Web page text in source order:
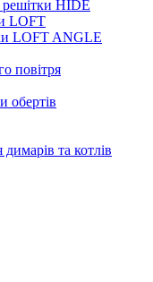
решітки HIDE
LOFT
LOFT ANGLE
повітря
обертів
та котлів